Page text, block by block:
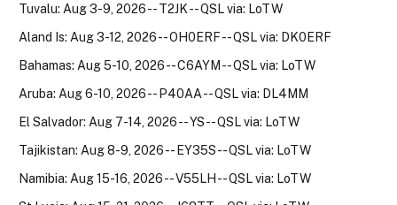
Tuvalu: Aug 3-9, 2026 -- T2JK -- QSL via: LoTW
Aland Is: Aug 3-12, 2026 -- OH0ERF -- QSL via: DK0ERF
Bahamas: Aug 5-10, 2026 -- C6AYM -- QSL via: LoTW
Aruba: Aug 6-10, 2026 -- P40AA -- QSL via: DL4MM
El Salvador: Aug 7-14, 2026 -- YS -- QSL via: LoTW
Tajikistan: Aug 8-9, 2026 -- EY35S -- QSL via: LoTW
Namibia: Aug 15-16, 2026 -- V55LH -- QSL via: LoTW